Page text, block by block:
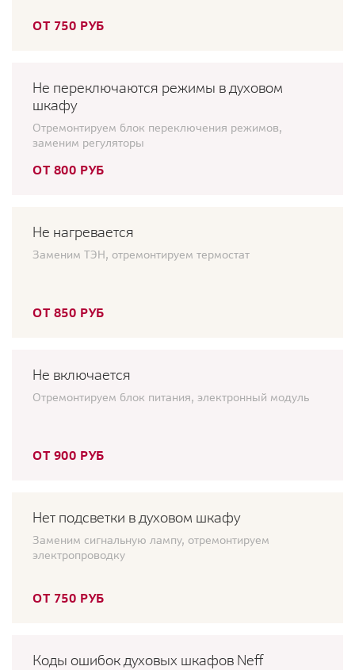
ОТ 750 РУБ
Не переключаются режимы в духовом
шкафу
Отремонтируем блок переключения режимов,
заменим регуляторы
ОТ 800 РУБ
Не нагревается
Заменим ТЭН, отремонтируем термостат
ОТ 850 РУБ
Не включается
Отремонтируем блок питания, электронный модуль
ОТ 900 РУБ
Нет подсветки в духовом шкафу
Заменим сигнальную лампу, отремонтируем
электропроводку
ОТ 750 РУБ
Коды ошибок духовых шкафов Neff